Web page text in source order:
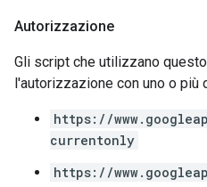
Autorizzazione
Gli script che utilizzano
l'autorizzazione con uno o più
https://
currentonly
https://